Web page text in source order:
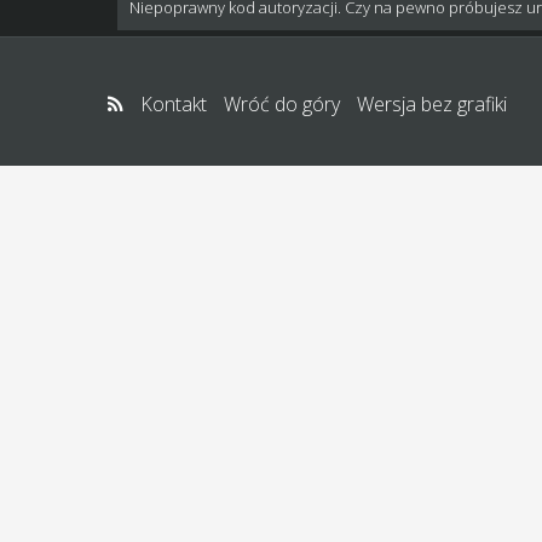
Niepoprawny kod autoryzacji. Czy na pewno próbujesz
Kontakt Wróć do góry Wersja bez grafiki